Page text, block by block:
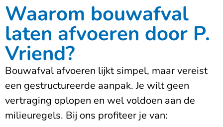
Waarom bouwafval
laten afvoeren door P.
Vriend?
Bouwafval afvoeren lijkt simpel, maar vereist
een gestructureerde aanpak. Je wilt geen
vertraging oplopen en wel voldoen aan de
milieuregels. Bij ons profiteer je van: